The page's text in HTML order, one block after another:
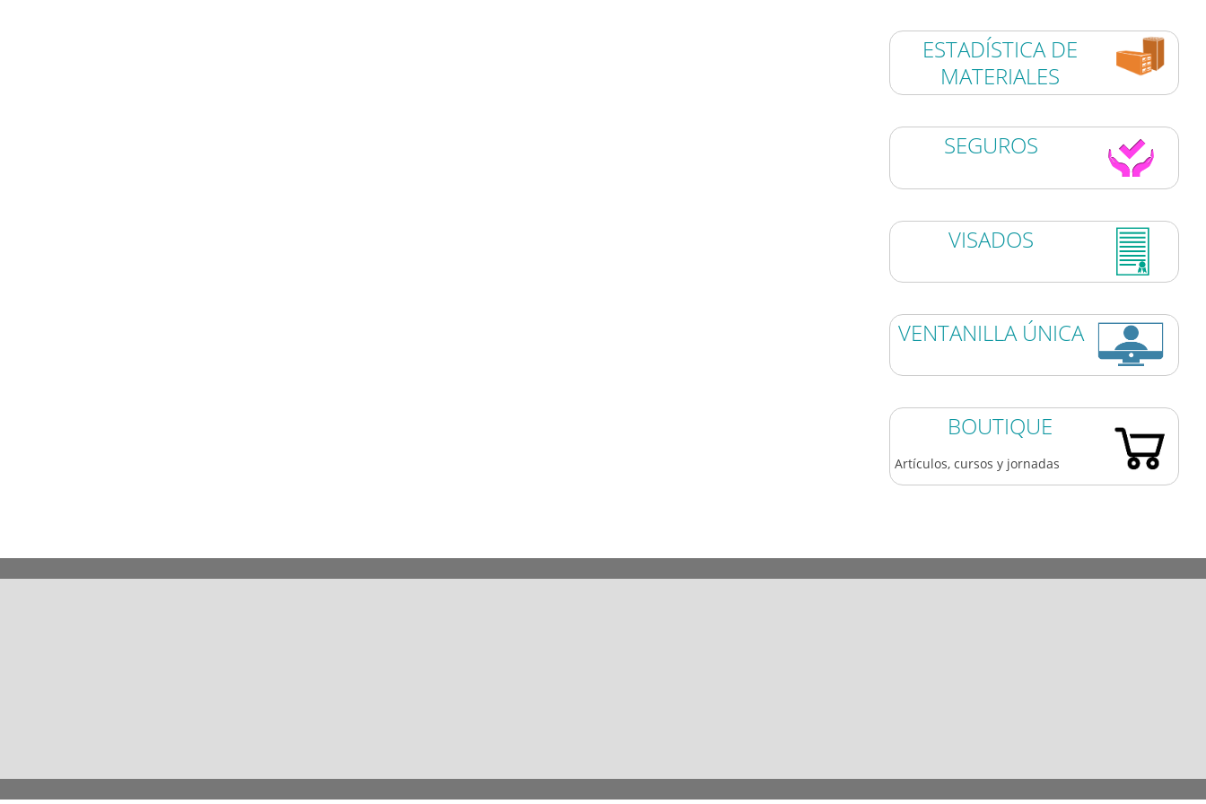
ESTADÍSTICA DE
MATERIALES
SEGUROS
VISADOS
VENTANILLA ÚNICA
BOUTIQUE
Artículos, cursos y jornadas